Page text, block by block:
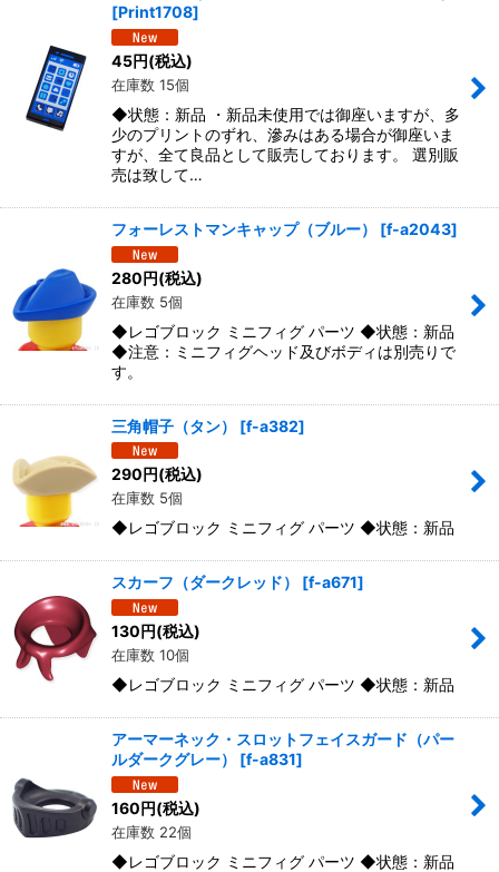
[Print1708]
45円(税込)
在庫数 15個
◆状態：新品 ・新品未使用では御座いますが、多
少のプリントのずれ、滲みはある場合が御座いま
すが、全て良品として販売しております。 選別販
売は致して…
フォーレストマンキャップ（ブルー） [f-a2043]
280円(税込)
在庫数 5個
◆レゴブロック ミニフィグ パーツ ◆状態：新品
◆注意：ミニフィグヘッド及びボディは別売りで
す。
三角帽子（タン） [f-a382]
290円(税込)
在庫数 5個
◆レゴブロック ミニフィグ パーツ ◆状態：新品
スカーフ（ダークレッド） [f-a671]
130円(税込)
在庫数 10個
◆レゴブロック ミニフィグ パーツ ◆状態：新品
アーマーネック・スロットフェイスガード（パー
ルダークグレー）
[f-a831]
160円(税込)
在庫数 22個
◆レゴブロック ミニフィグ パーツ ◆状態：新品